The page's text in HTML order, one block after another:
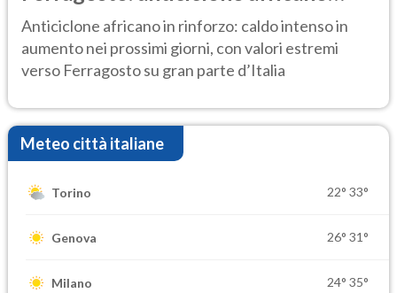
ancora protagonista
Anticiclone africano in rinforzo: caldo intenso in
aumento nei prossimi giorni, con valori estremi
verso Ferragosto su gran parte d’Italia
Meteo città italiane
Torino 22° 33°
Genova 26° 31°
Milano 24° 35°